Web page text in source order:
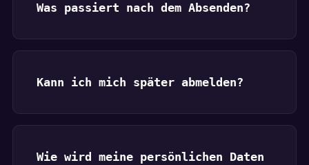
Was passiert nach dem Absenden?
Kann ich mich später abmelden?
Wie wird meine persönlichen Daten